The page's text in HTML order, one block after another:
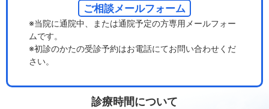
ご相談メールフォーム
※当院に通院中、または通院予定の方専用メールフォー
ムです。
※初診のかたの受診予約はお電話にてお問い合わせくだ
さい。
診療時間について